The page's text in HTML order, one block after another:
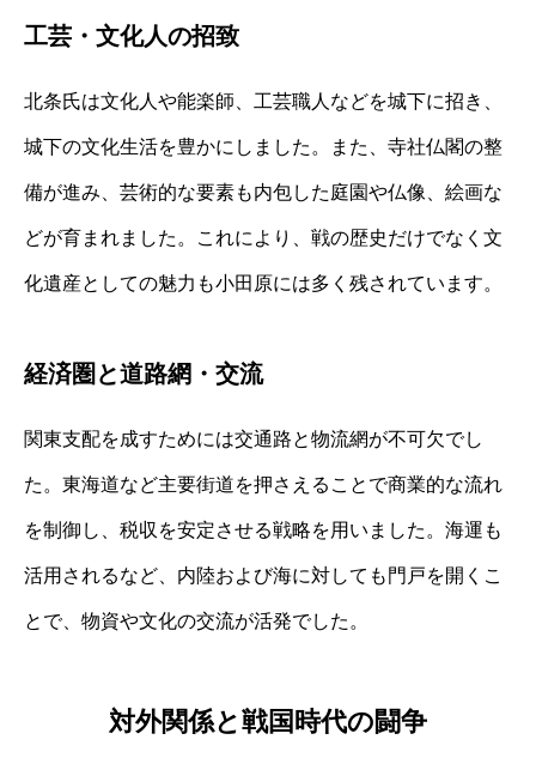
工芸・文化人の招致
北条氏は文化人や能楽師、工芸職人などを城下に招き、
城下の文化生活を豊かにしました。また、寺社仏閣の整
備が進み、芸術的な要素も内包した庭園や仏像、絵画な
どが育まれました。これにより、戦の歴史だけでなく文
化遺産としての魅力も小田原には多く残されています。
経済圏と道路網・交流
関東支配を成すためには交通路と物流網が不可欠でし
た。東海道など主要街道を押さえることで商業的な流れ
を制御し、税収を安定させる戦略を用いました。海運も
活用されるなど、内陸および海に対しても門戸を開くこ
とで、物資や文化の交流が活発でした。
対外関係と戦国時代の闘争